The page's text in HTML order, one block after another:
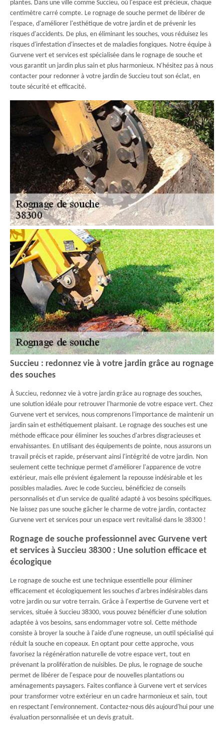
plantes. Dans une ville comme Succieu, où l'espace est précieux, chaque
centimètre carré compte. Le rognage de souche permet de libérer de
l'espace, d'améliorer l'esthétique de votre jardin et de prévenir les
risques d'accidents. De plus, en éliminant les souches, vous réduisez les
risques d'infestation d'insectes et de maladies fongiques. Notre équipe à
Gurvene vert et services est spécialisée dans le rognage de souche et
vous garantit un jardin plus sain et plus harmonieux. N'hésitez pas à nous
contacter pour redonner à votre jardin de Succieu tout son éclat, en
toute sécurité et efficacité.
Succieu : redonnez vie à votre jardin grâce au rognage
des souches
À Succieu, redonnez vie à votre jardin grâce au rognage des souches,
une solution idéale pour retrouver l'harmonie de votre espace vert. Chez
Gurvene vert et services, nous comprenons l'importance de maintenir un
jardin sain et esthétiquement plaisant. Le rognage des souches est une
méthode efficace pour éliminer les souches d'arbres disgracieuses et
envahissantes. En utilisant des équipements de pointe, nous assurons un
travail précis et rapide, préservant ainsi l'intégrité de votre jardin. Non
seulement cette technique permet d'améliorer l'apparence de votre
extérieur, mais elle prévient également la repousse indésirable et les
possibles maladies. Avec le code Succieu, bénéficiez de conseils
personnalisés et d'un service de qualité adapté à vos besoins spécifiques.
Ne laissez pas une souche gâcher le charme de votre jardin, contactez
Gurvene vert et services pour un espace vert revitalisé dans le 38300 !
Rognage de souche professionnel avec Gurvene vert
et services à Succieu 38300 : Une solution efficace et
écologique
Le rognage de souche est une technique essentielle pour éliminer
efficacement et écologiquement les souches d'arbres indésirables dans
votre jardin ou sur votre terrain. Grâce à l'expertise de Gurvene vert et
services, située à Succieu 38300, vous pouvez bénéficier d'une solution
adaptée à vos besoins, sans endommager votre sol. Cette méthode
consiste à broyer la souche à l'aide d'une rogneuse, un outil spécialisé qui
réduit la souche en copeaux. En optant pour cette approche, vous
favorisez la régénération naturelle de votre espace vert, tout en
prévenant la prolifération de nuisibles. De plus, le rognage de souche
permet de libérer de l'espace pour de nouvelles plantations ou
aménagements paysagers. Faites confiance à Gurvene vert et services
pour transformer votre extérieur en un cadre harmonieux et sain, tout
en respectant l'environnement. Contactez-nous dès aujourd'hui pour une
évaluation personnalisée et un devis gratuit.